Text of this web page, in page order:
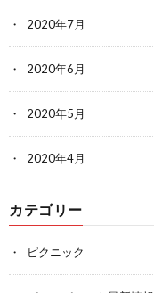
2020年7月
2020年6月
2020年5月
2020年4月
カテゴリー
ピクニック